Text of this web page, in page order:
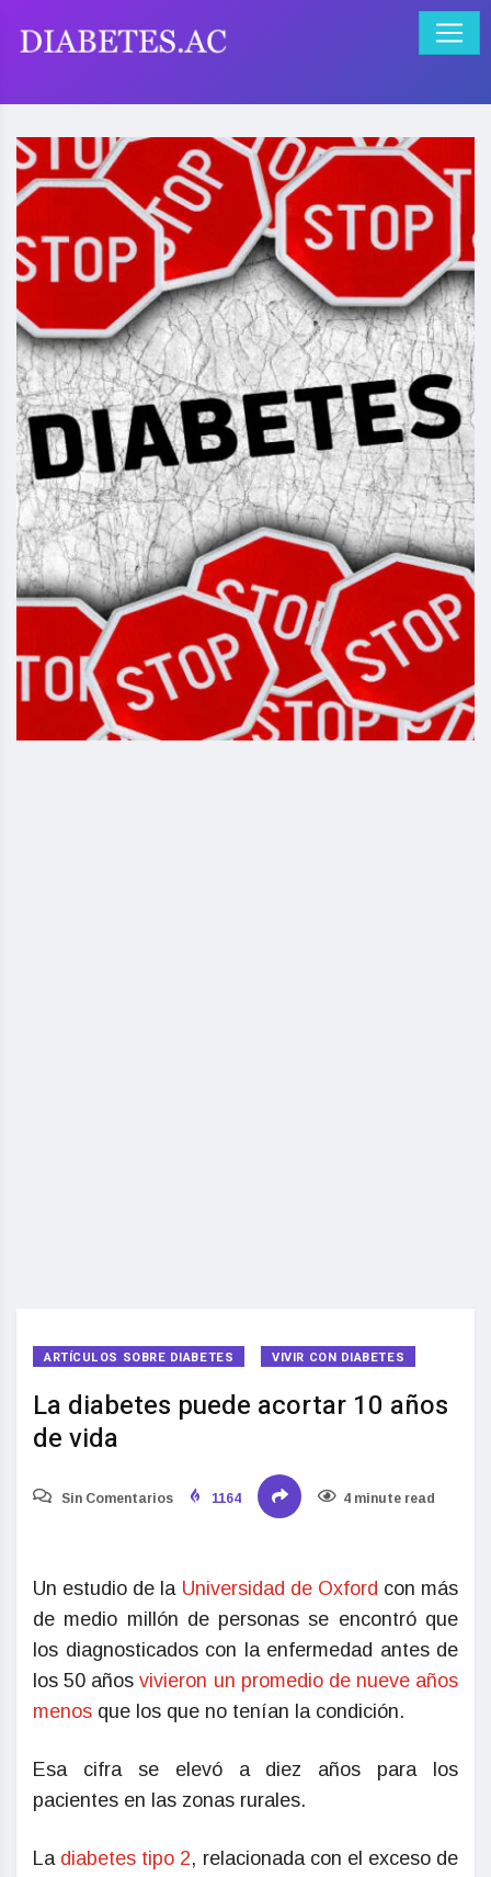
ARTÍCULOS SOBRE DIABETES VIVIR CON DIABETES
La diabetes puede acortar 10 años
de vida
Sin Comentarios 1164 4 minute read
Un estudio de laUniversidad de Oxford con más
de medio millón de personas se encontró que
los diagnosticados con la enfermedad antes de
los 50 añosvivieron un promedio de nueve años
menos que los que no tenían la condición.
Esa cifra se elevó a diez años para los
pacientes en las zonas rurales.
La diabetes tipo 2, relacionada con el exceso de